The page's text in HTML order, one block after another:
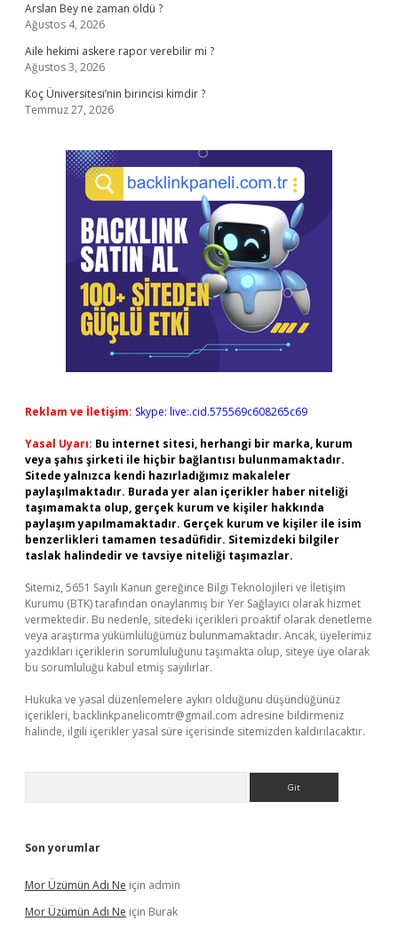
Arslan Bey ne zaman öldü ?
Ağustos 4, 2026
Aile hekimi askere rapor verebilir mi ?
Ağustos 3, 2026
Koç Üniversitesi’nin birincisi kimdir ?
Temmuz 27, 2026
Reklam ve İletişim: Skype: live:.cid.575569c608265c69
Yasal Uyarı: Bu internet sitesi, herhangi bir marka, kurum
veya şahıs şirketi ile hiçbir bağlantısı bulunmamaktadır.
Sitede yalnızca kendi hazırladığımız makaleler
paylaşılmaktadır. Burada yer alan içerikler haber niteliği
taşımamakta olup, gerçek kurum ve kişiler hakkında
paylaşım yapılmamaktadır. Gerçek kurum ve kişiler ile isim
benzerlikleri tamamen tesadüfidir. Sitemizdeki bilgiler
taslak halindedir ve tavsiye niteliği taşımazlar.
Sitemiz, 5651 Sayılı Kanun gereğince Bilgi Teknolojileri ve İletişim
Kurumu (BTK) tarafından onaylanmış bir Yer Sağlayıcı olarak hizmet
vermektedir. Bu nedenle, sitedeki içerikleri proaktif olarak denetleme
veya araştırma yükümlülüğümüz bulunmamaktadır. Ancak, üyelerimiz
yazdıkları içeriklerin sorumluluğunu taşımakta olup, siteye üye olarak
bu sorumluluğu kabul etmiş sayılırlar.
Hukuka ve yasal düzenlemelere aykırı olduğunu düşündüğünüz
içerikleri, backlinkpanelicomtr@gmail.com adresine bildirmeniz
halinde, ilgili içerikler yasal süre içerisinde sitemizden kaldırılacaktır.
Son yorumlar
Mor Üzümün Adı Ne için admin
Mor Üzümün Adı Ne için Burak